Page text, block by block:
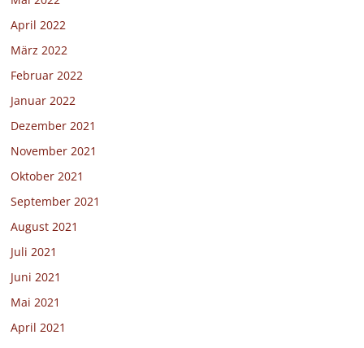
April 2022
März 2022
Februar 2022
Januar 2022
Dezember 2021
November 2021
Oktober 2021
September 2021
August 2021
Juli 2021
Juni 2021
Mai 2021
April 2021